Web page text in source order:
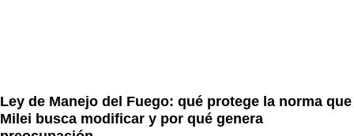
Ley de Manejo del Fuego: qué protege la norma que
Milei busca modificar y por qué genera